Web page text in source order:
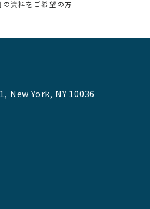
の資料をご希望の方
New York, NY 10036